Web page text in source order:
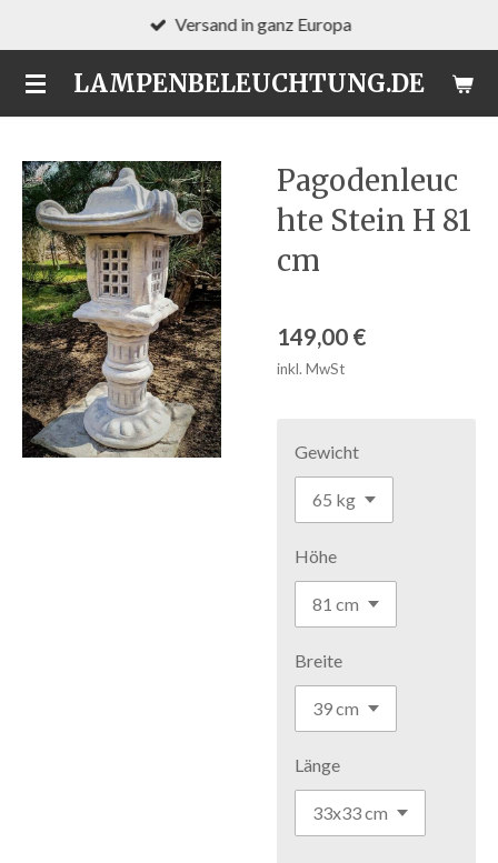
Hauptinhalt
springenLAMPENBELEUCHTUNG.DE
Versand in ganz Europa
Pagodenleuc
hte Stein H 81
cm
149,00 €
inkl. MwSt
Gewicht
Höhe
Breite
Länge